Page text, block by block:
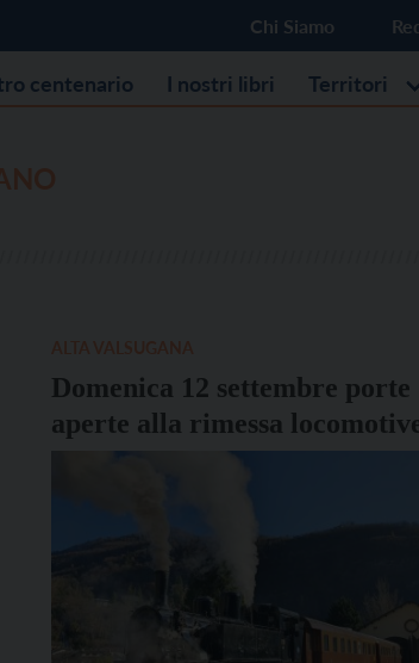
Chi Siamo
centenario I nostri libri Territori
Domenica 12 settembre porte
aperte alla rimessa
Primolano